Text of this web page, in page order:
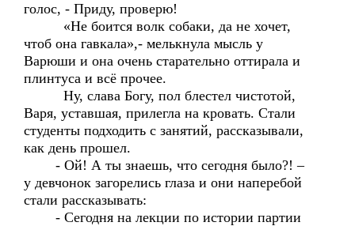
голос, - Приду, проверю!
«Не боится волк собаки, да не хочет,
чтоб она гавкала»,- мелькнула мысль у
Варюши и она очень старательно оттирала и
плинтуса и всё прочее.
Ну, слава Богу, пол блестел чистотой,
Варя, уставшая, прилегла на кровать. Стали
студенты подходить с занятий, рассказывали,
как день прошел.
- Ой! А ты знаешь, что сегодня было?! –
у девчонок загорелись глаза и они наперебой
стали рассказывать:
- Сегодня на лекции по истории партии